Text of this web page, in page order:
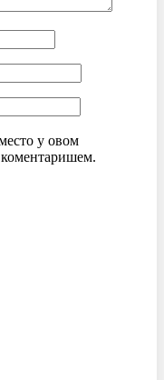
у овом
коментаришем.